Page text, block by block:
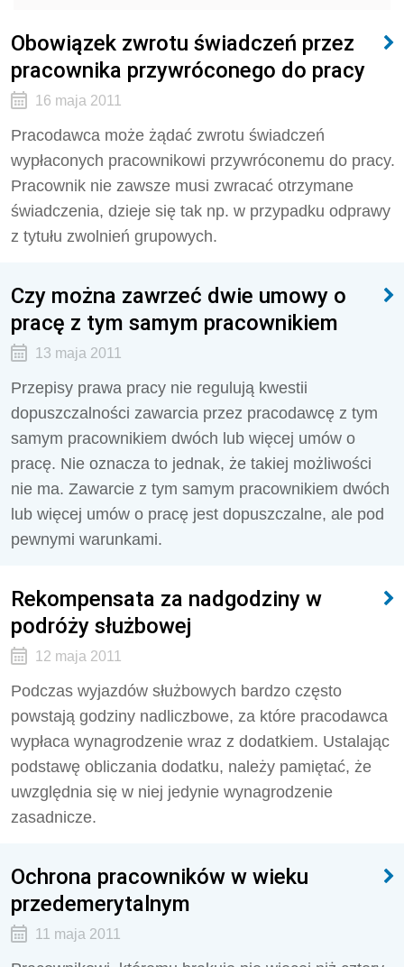
Obowiązek zwrotu świadczeń przez
pracownika przywróconego do pracy
16 maja 2011
Pracodawca może żądać zwrotu świadczeń
wypłaconych pracownikowi przywróconemu do pracy.
Pracownik nie zawsze musi zwracać otrzymane
świadczenia, dzieje się tak np. w przypadku odprawy
z tytułu zwolnień grupowych.
Czy można zawrzeć dwie umowy o
pracę z tym samym pracownikiem
13 maja 2011
Przepisy prawa pracy nie regulują kwestii
dopuszczalności zawarcia przez pracodawcę z tym
samym pracownikiem dwóch lub więcej umów o
pracę. Nie oznacza to jednak, że takiej możliwości
nie ma. Zawarcie z tym samym pracownikiem dwóch
lub więcej umów o pracę jest dopuszczalne, ale pod
pewnymi warunkami.
Rekompensata za nadgodziny w
podróży służbowej
12 maja 2011
Podczas wyjazdów służbowych bardzo często
powstają godziny nadliczbowe, za które pracodawca
wypłaca wynagrodzenie wraz z dodatkiem. Ustalając
podstawę obliczania dodatku, należy pamiętać, że
uwzględnia się w niej jedynie wynagrodzenie
zasadnicze.
Ochrona pracowników w wieku
przedemerytalnym
11 maja 2011